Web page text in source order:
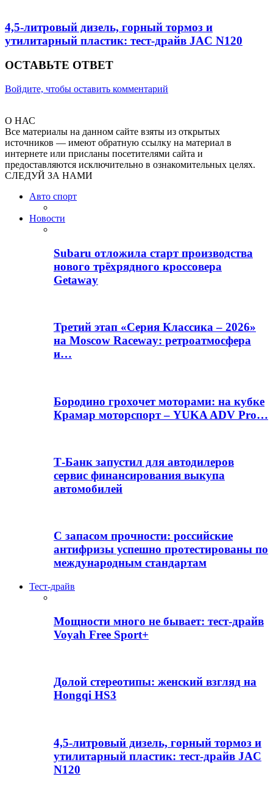
4,5-литровый дизель, горный тормоз и
утилитарный пластик: тест-драйв JAC N120
ОСТАВЬТЕ ОТВЕТ
Войдите, чтобы оставить комментарий
О НАС
Все материалы на данном сайте взяты из открытых
источников — имеют обратную ссылку на материал в
интернете или присланы посетителями сайта и
предоставляются исключительно в ознакомительных целях.
СЛЕДУЙ ЗА НАМИ
Авто спорт
Новости
Subaru отложила старт производства
нового трёхрядного кроссовера
Getaway
Третий этап «Серия Классика – 2026»
на Moscow Raceway: ретроатмосфера
и…
Бородино грохочет моторами: на кубке
Крамар моторспорт – YUKA ADV Pro…
Т-Банк запустил для автодилеров
сервис финансирования выкупа
автомобилей
С запасом прочности: российские
антифризы успешно протестированы по
международным стандартам
Тест-драйв
Мощности много не бывает: тест-драйв
Voyah Free Sport+
Долой стереотипы: женский взгляд на
Hongqi HS3
4,5-литровый дизель, горный тормоз и
утилитарный пластик: тест-драйв JAC
N120